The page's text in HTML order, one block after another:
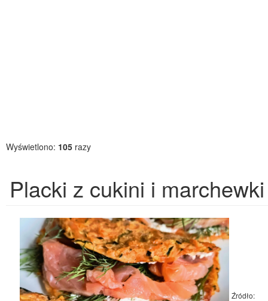
Wyświetlono: 105 razy
Placki z cukini i marchewki
Źródło: